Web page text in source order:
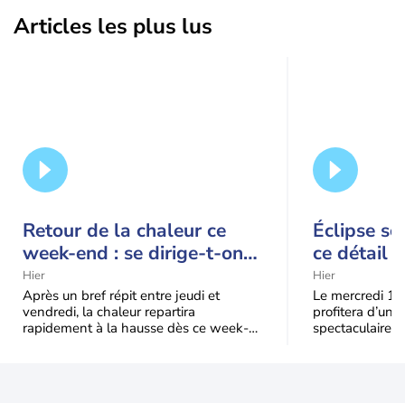
Articles les plus lus
Retour de la chaleur ce
week-end : se dirige-t-on
vers une cinquième vague
de chaleur en France ?
Hier
Après un bref répit entre jeudi et
vendredi, la chaleur repartira
rapidement à la hausse dès ce week-
Éclipse
ce détail
spectacle
Hier
Le mercredi
profitera
spectaculaire,